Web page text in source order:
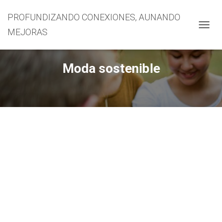
PROFUNDIZANDO CONEXIONES, AUNANDO
MEJORAS
Moda sostenible